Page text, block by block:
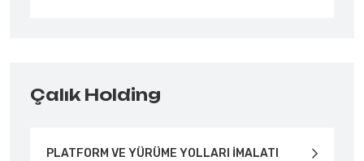
Çalık Holding
PLATFORM VE YÜRÜME YOLLARI İMALATI